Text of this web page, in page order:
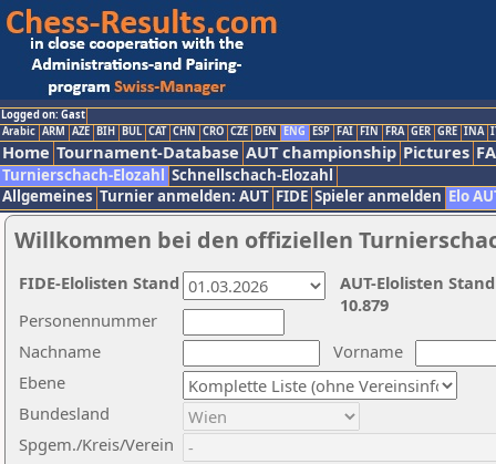
Logged on: Gast
Arabic ARM AZE BIH BUL CAT CHN CRO CZE DEN ENG ESP FAI FIN FRA GER GRE INA
Home Tournament-Database AUT championship Pictures
Turnierschach-Elozahl Schnellschach-Elozahl
Allgemeines Turnier anmelden: AUT FIDE Spieler anmelden Elo
Willkommen bei den offiziellen
Nachname
Vorname
Ebene
Personennummer
Bundesland
Spgem./Kreis/Verein
AUT-Elolisten
10.879
FIDE-Elolisten Stand